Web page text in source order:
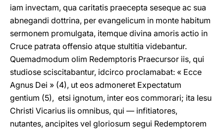
iam invectam, qua caritatis praecepta seseque ac sua
abnegandi dottrina, per evangelicum in monte habitum
sermonem promulgata, itemque divina amoris actio in
Cruce patrata offensio atque stultitia videbantur.
Quemadmodum olim Redemptoris Praecursor iis, qui
studiose sciscitabantur, idcirco proclamabat: « Ecce
Agnus Dei » (4), ut eos admoneret Expectatum
gentium (5), etsi ignotum, inter eos commorari; ita Iesu
Christi Vicarius iis omnibus, qui — infitiatores,
nutantes, ancipites vel gloriosum segui Redemptorem